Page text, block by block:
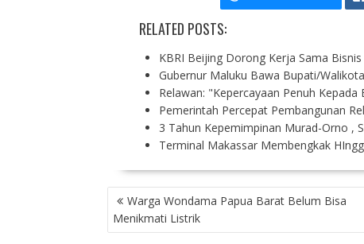
RELATED POSTS:
KBRI Beijing Dorong Kerja Sama
Gubernur Maluku Bawa Bupati/
Relawan: "Kepercayaan Penuh Kepada
Pemerintah Percepat Pembangunan
3 Tahun Kepemimpinan Murad-Orno ,
Terminal Makassar Membengkak
P
O
S
Warga Wondama Papua Barat Belum Bisa
Menikmati Listrik